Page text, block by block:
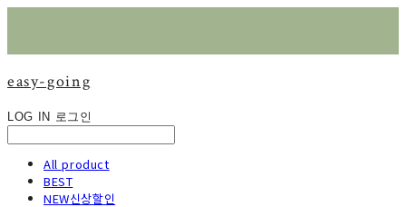
easy-going
LOG IN 로그인
All product
BEST
NEW신상할인